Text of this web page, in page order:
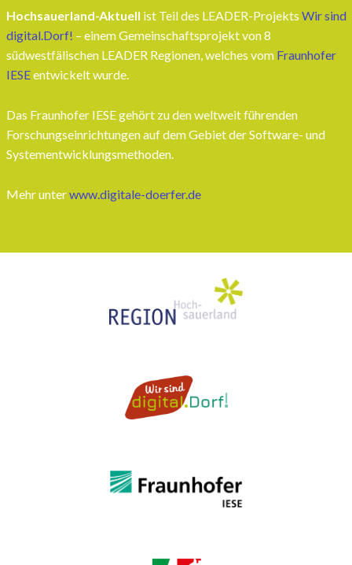
Hochsauerland-Aktuell ist Teil des LEADER-Projekts Wir sind
digital.Dorf! – einem Gemeinschaftsprojekt von 8
südwestfälischen LEADER Regionen, welches vom Fraunhofer
IESEentwickelt wurde.
Das Fraunhofer IESE gehört zu den weltweit führenden
Forschungseinrichtungen auf dem Gebiet der Software- und
Systementwicklungsmethoden.
Mehr unterwww.digitale-doerfer.de